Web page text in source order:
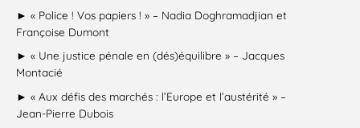
► « Police ! Vos papiers ! » – Nadia Doghramadjian et
Françoise Dumont
► « Une justice pénale en (dés)équilibre » – Jacques
Montacié
► « Aux défis des marchés : l’Europe et l’austérité » –
Jean-Pierre Dubois